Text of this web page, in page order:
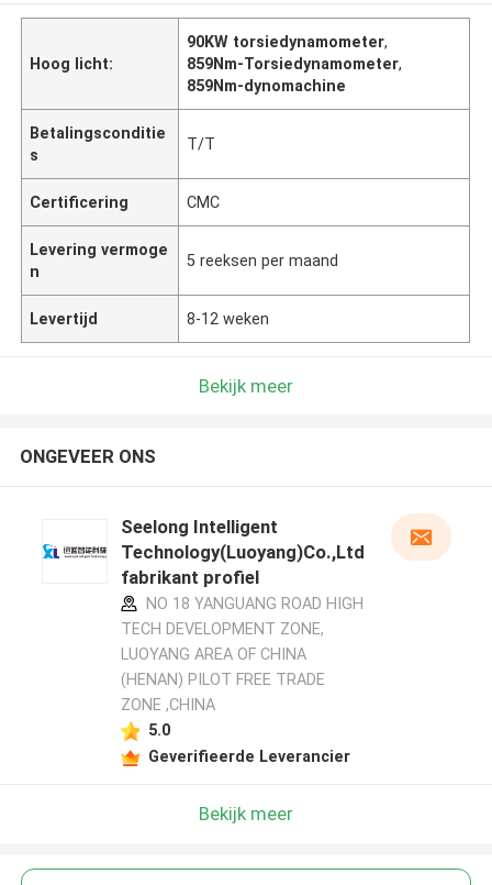
Hoog licht:
90KW torsiedynamometer,
859Nm-Torsiedynamometer,
859Nm-dynomachine
Betalingsconditie
s
T/T
Certificering CMC
Levering vermoge
n
5 reeksen per maand
Levertijd 8-12 weken
Bekijk meer
ONGEVEER ONS
Seelong Intelligent
Technology(Luoyang)Co.,Ltd
fabrikant profiel
NO 18 YANGUANG ROAD HIGH
TECH DEVELOPMENT ZONE,
LUOYANG AREA OF CHINA
(HENAN) PILOT FREE TRADE
ZONE ,CHINA
5.0
Geverifieerde Leverancier
Bekijk meer